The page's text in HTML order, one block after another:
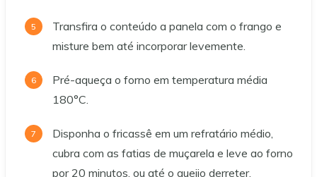
Transfira o conteúdo a panela com o frango e
misture bem até incorporar levemente.
Pré-aqueça o forno em temperatura média
180°C.
Disponha o fricassê em um refratário médio,
cubra com as fatias de muçarela e leve ao forno
por 20 minutos, ou até o queijo derreter.